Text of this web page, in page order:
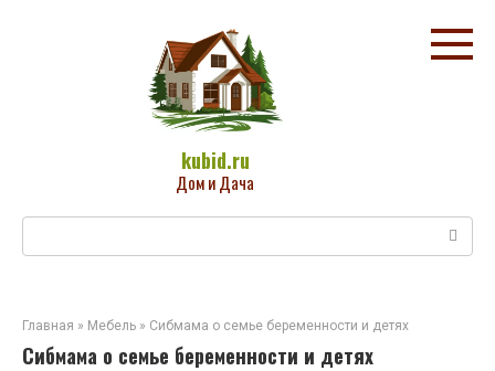
kubid.ru
Дом и Дача
Главная » Мебель » Сибмама о семье беременности и детях
Сибмама о семье беременности и детях